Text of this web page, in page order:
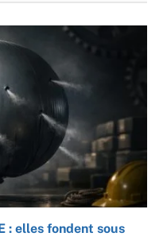
: elles fondent sous